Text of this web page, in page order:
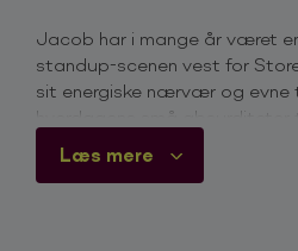
Jacob har i mange år været
standup-scenen vest for
sit energiske nærvær og evne
hverdagens små absurditeter
Special, der blev sendt på
Læs mere